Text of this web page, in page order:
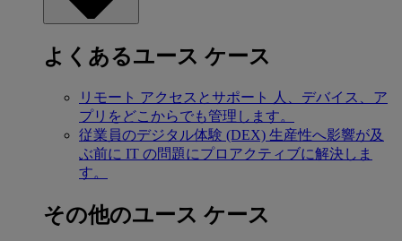
よくあるユース ケース
リモート アクセスとサポート
人、デバイス、ア
プリをどこからでも管理します。
従業員のデジタル体験 (DEX) 生産性へ影響が及
ぶ前に IT の問題にプロアクティブに解決しま
す。
その他のユース ケース